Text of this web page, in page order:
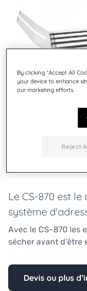
CS-870
Le CS-870 est
système
Avec le CS-870 les
sécher avant d‘être
Devis ou plus
By clicking “Accept All
your device to enhance
our marketing efforts.
Reject